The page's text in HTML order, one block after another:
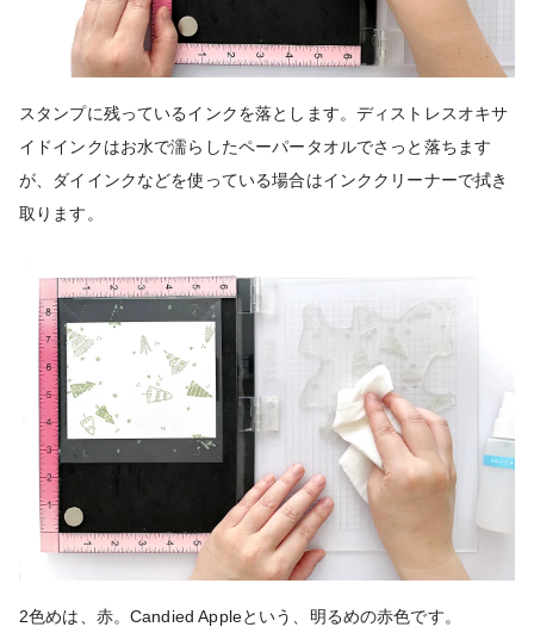
スタンプに残っているインクを落とします。ディストレスオキサ
イドインクはお水で濡らしたペーパータオルでさっと落ちます
が、ダイインクなどを使っている場合はインククリーナーで拭き
取ります。
2色めは、赤。Candied Appleという、明るめの赤色です。